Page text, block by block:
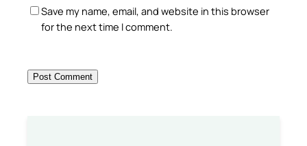
Save my name, email, and website in this browser
for the next time I comment.